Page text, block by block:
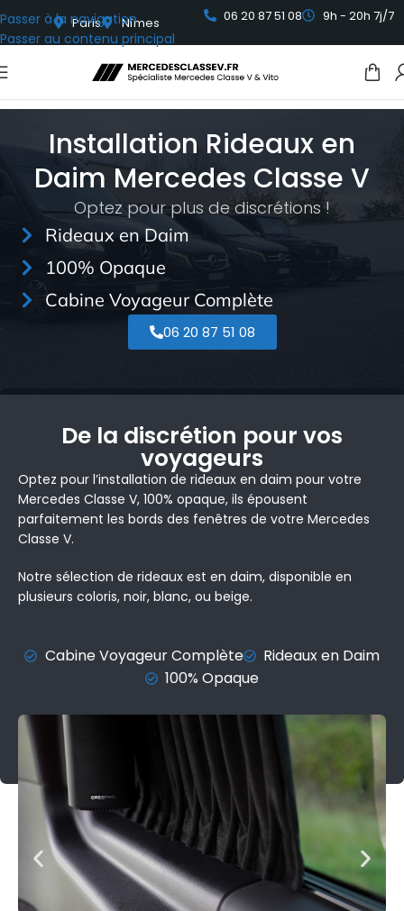
Passer à la navigation
Passer au contenu principal
Paris Nîmes 06 20 87 51 08 9h - 20h 7j/7
Installation Rideaux en
Daim Mercedes Classe V
Optez pour plus de discrétions !
Rideaux en Daim
100% Opaque
Cabine Voyageur Complète
06 20 87 51 08
De la discrétion pour vos
voyageurs
Optez pour l’installation de rideaux en daim pour votre
Mercedes Classe V, 100% opaque, ils épousent
parfaitement les bords des fenêtres de votre Mercedes
Classe V.
Notre sélection de rideaux est en daim, disponible en
plusieurs coloris, noir, blanc, ou beige.
Cabine Voyageur Complète
Rideaux en Daim
100% Opaque